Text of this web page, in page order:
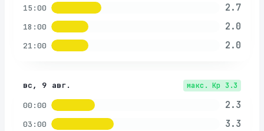
15:00 2.7
18:00 2.0
21:00 2.0
вс, 9 авг. макс. Kp 3.3
00:00 2.3
03:00 3.3